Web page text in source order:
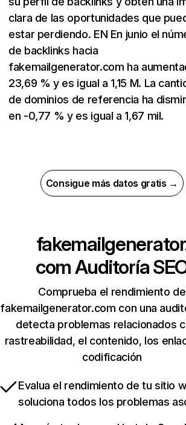
clara de las oportunidades que
estar perdiendo. EN En junio el
de backlinks hacia
fakemailgenerator.com ha
23,69 % y es igual a 1,15 M. La
de dominios de referencia ha
en -0,77 % y es igual a 1,67 mil.
Consigue más datos gratis →
comAuditoría
Comprueba el rendimiento de
fakemailgenerator.com con una
detecta problemas relacionados
rastreabilidad, el contenido, los
codificación
Evalua el rendimiento de tu sitio
soluciona todos los problemas